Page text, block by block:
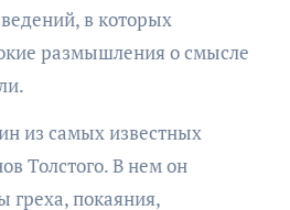
в которых
размышления о смысле
из самых известных
Толстого. В нем он
греха, покаяния,